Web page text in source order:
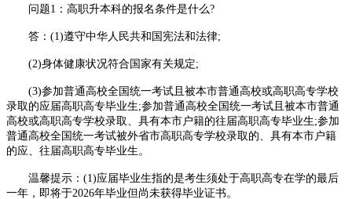
问题1：高职升本科的报名条件是什么?
答：(1)遵守中华人民共和国宪法和法律;
(2)身体健康状况符合国家有关规定;
(3)参加普通高校全国统一考试且被本市普通高校或高职高专学校
录取的应届高职高专毕业生;参加普通高校全国统一考试且被本市普通
高校或高职高专学校录取、具有本市户籍的往届高职高专毕业生;参加
普通高校全国统一考试被外省市高职高专学校录取的、具有本市户籍
的应、往届高职高专毕业生。
温馨提示：(1)应届毕业生指的是考生须处于高职高专在学的最后
一年，即将于2026年毕业但尚未获得毕业证书。